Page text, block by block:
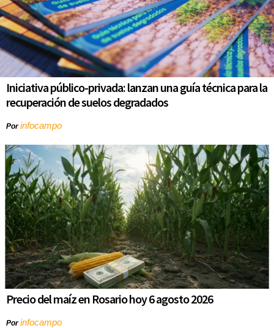
Iniciativa público-privada: lanzan una guía técnica para la
recuperación de suelos degradados
Porinfocampo
Precio del maíz en Rosario hoy 6 agosto 2026
Porinfocampo